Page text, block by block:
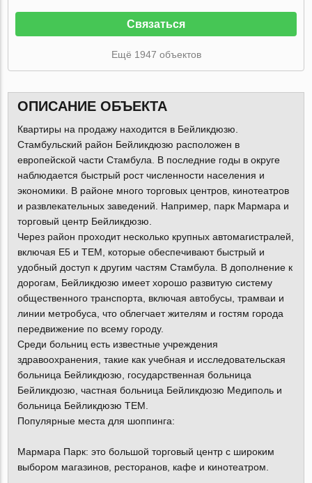
Связаться
Ещё 1947 объектов
ОПИСАНИЕ ОБЪЕКТА
Квартиры на продажу находится в Бейликдюзю.
Стамбульский район Бейликдюзю расположен в
европейской части Стамбула. В последние годы в округе
наблюдается быстрый рост численности населения и
экономики. В районе много торговых центров, кинотеатров
и развлекательных заведений. Например, парк Мармара и
торговый центр Бейликдюзю.
Через район проходит несколько крупных автомагистралей,
включая E5 и TEM, которые обеспечивают быстрый и
удобный доступ к другим частям Стамбула. В дополнение к
дорогам, Бейликдюзю имеет хорошо развитую систему
общественного транспорта, включая автобусы, трамваи и
линии метробуса, что облегчает жителям и гостям города
передвижение по всему городу.
Среди больниц есть известные учреждения
здравоохранения, такие как учебная и исследовательская
больница Бейликдюзю, государственная больница
Бейликдюзю, частная больница Бейликдюзю Медиполь и
больница Бейликдюзю TEM.
Популярные места для шоппинга:
Мармара Парк: это большой торговый центр с широким
выбором магазинов, ресторанов, кафе и кинотеатром.